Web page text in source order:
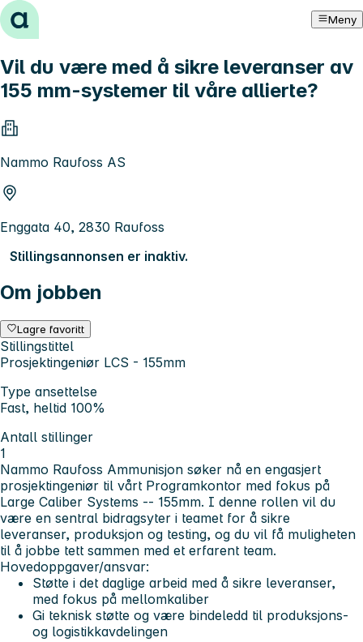
Hopp til innhold Meny
Vil du være med å sikre leveranser av
155 mm-systemer til våre allierte?
Nammo Raufoss AS
Enggata 40, 2830 Raufoss
Stillingsannonsen er inaktiv.
Om jobben
Lagre favoritt
Stillingstittel
Prosjektingeniør LCS - 155mm
Type ansettelse
Fast, heltid 100%
Antall stillinger
1
Nammo Raufoss Ammunisjon søker nå en engasjert
prosjektingeniør til vårt Programkontor med fokus på
Large Caliber Systems -- 155mm. I denne rollen vil du
være en sentral bidragsyter i teamet for å sikre
leveranser, produksjon og testing, og du vil få muligheten
til å jobbe tett sammen med et erfarent team.
Hovedoppgaver/ansvar:
Støtte i det daglige arbeid med å sikre leveranser,
med fokus på mellomkaliber
Gi teknisk støtte og være bindeledd til produksjons-
og logistikkavdelingen